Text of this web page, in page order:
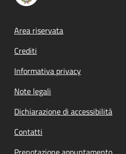
Footer menu
Area riservata
Crediti
Informativa privacy
Note legali
Dichiarazione di accessibilità
Contatti